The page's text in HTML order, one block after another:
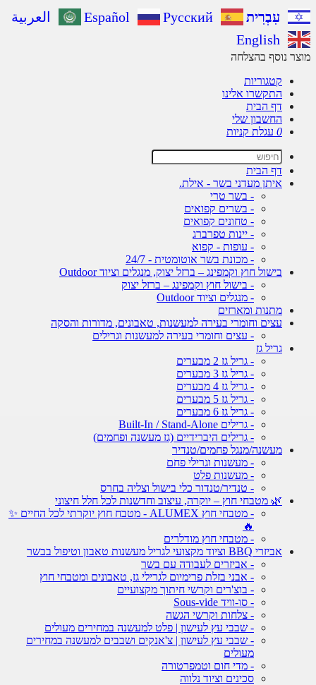
עִבְרִית Español Русский
العربية
English
נוסף בהצלחה
קטגוריות
התקשרו אלינו
דף הבית
החשבון שלי
עגלת קניות
דף הבית
איתן מעדני בשר - אילת.
- בשר טרי
- בשרים קפואים
- טחונים קפואים
- יינות טפרברג
- עופות - קפוא
- מכונת בשר אוטומטית - 24/7
בישול חוץ וקמפינג – ברזל יצוק, מנגלים וציוד Outdoor
- בישול חוץ וקמפינג – ברזל יצוק
- מנגלים וציוד Outdoor
מתנות ומארזים
עצים וחומרי בעירה למעשנות, טאבונים, מדורות והסקה
- עצים וחומרי בעירה למעשנות וגרילים
גריל גז
- גריל גז 2 מבערים
- גריל גז 3 מבערים
- גריל גז 4 מבערים
- גריל גז 5 מבערים
- גריל גז 6 מבערים
- גרילים Built-In / Stand-Alone
- גרילים היברידיים (גז מעשנה ופחמים)
מעשנה/מנגל פחמים/טנדיר
- מעשנות וגרילי פחם
- מעשנות פלט
- טנדיר/טנדור כלי בישול וצליה בחרס
🌿 מטבחי חוץ – יוקרה, עיצוב וחדשנות לכל חלל חיצוני
- מטבחי חוץ ALUMEX - מטבח חוץ יוקרתי לכל החיים ✨
- מטבחי חוץ מודלרים
אביזרי BBQ וציוד מקצועי לגריל מעשנות טאבון וטיפול בבשר
- אביזרים לעבודה עם בשר
- אבני בזלת פרימיום לגרילי גז, טאבונים ומטבחי חוץ
- בוצ'רים וקרשי חיתוך מקצועיים
- סו-וויד Sous-vide
- צלחות וקרשי הגשה
- שבבי עץ לעישון | פלט למעשנה במחירים מעולים
- שבבי עץ לעישון | צ'אנקים ושבבים למעשנה במחירים
מעולים
- מדי חום וטמפרטורה
סכינים וציוד נלווה